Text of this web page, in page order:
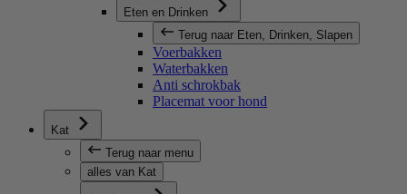
Eten en Drinken
Terug naar Eten, Drinken, Slapen
Voerbakken
Waterbakken
Anti schrokbak
Placemat voor hond
Kat
Terug naar menu
alles van Kat